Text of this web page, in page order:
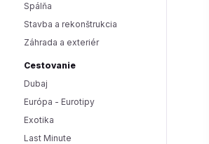
Spálňa
Stavba a rekonštrukcia
Záhrada a exteriér
Cestovanie
Dubaj
Európa - Eurotipy
Exotika
Last Minute